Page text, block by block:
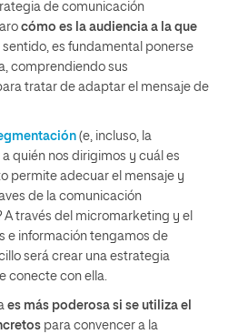
de comunicación
cómo es la audiencia a la que
sentido, es fundamental ponerse
comprendiendo sus
tratar de adaptar el mensaje de
(e, incluso, la
quién nos dirigimos y cuál es
permite adecuar el mensaje y
de la comunicación
A través del micromarketing y el
e información tengamos de
será crear una estrategia
conecte con ella.
es más poderosa si se utiliza el
para convencer a la